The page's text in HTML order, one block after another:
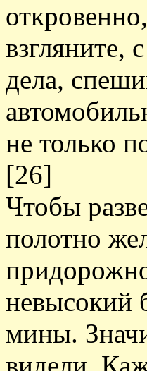
взгляните,
дела,
не только
[26]
Чтобы
полотно
невысокий
мины.